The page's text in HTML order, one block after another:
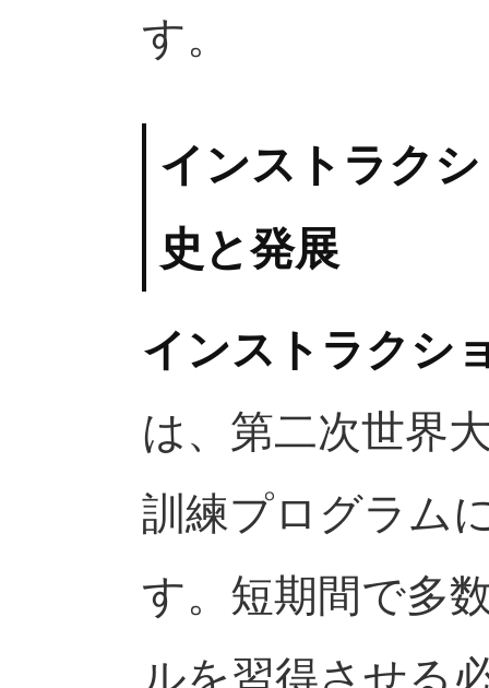
す。
インストラク
史と発展
インストラクシ
は、第二次世界
訓練プログラム
す。短期間で多
ルを習得させる